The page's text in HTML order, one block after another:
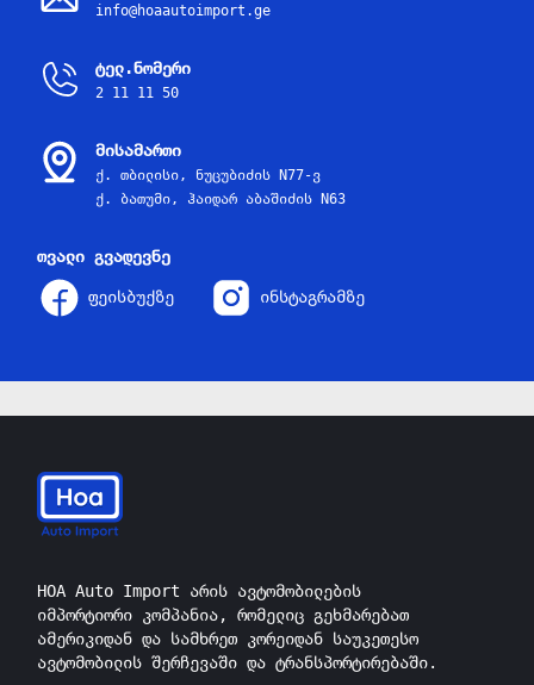
info@hoaautoimport.ge
ტელ.ნომერი
2 11 11 50
მისამართი
ქ. თბილისი, ნუცუბიძის N77-ვ
ქ. ბათუმი, ჰაიდარ აბაშიძის N63
თვალი გვადევნე
ფეისბუქზე ინსტაგრამზე
HOA Auto Import არის ავტომობილების
იმპორტიორი კომპანია, რომელიც გეხმარებათ
ამერიკიდან და სამხრეთ კორეიდან საუკეთესო
ავტომობილის შერჩევაში და ტრანსპორტირებაში.